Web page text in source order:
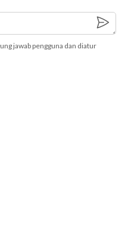
jawab pengguna dan diatur